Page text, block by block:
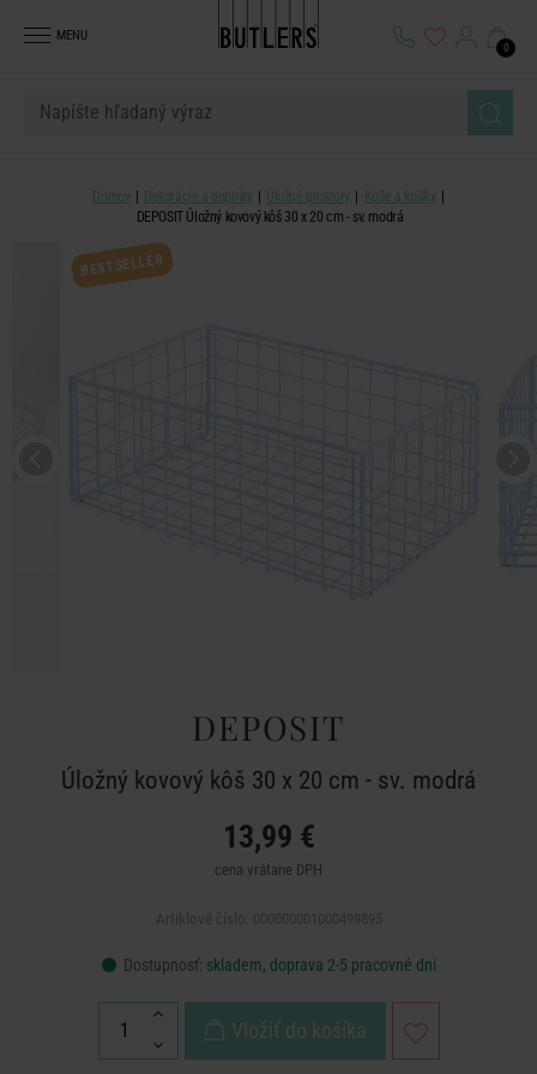
MENU
0
Domov Dekorácie a doplnky Úložné prostory
Koše a košíky
DEPOSIT Úložný kovový kôš 30 x 20 cm - sv. modrá
BESTSELLER
DEPOSIT
Úložný kovový kôš 30 x 20 cm - sv. modrá
13,99 €
cena vrátane DPH
Dostupnosť: skladem, doprava 2-5 pracovné dni
Vložiť do košíka